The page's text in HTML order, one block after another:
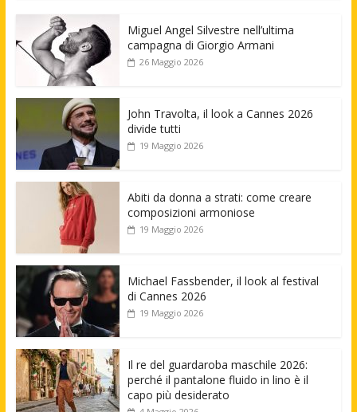
Miguel Angel Silvestre nell’ultima
campagna di Giorgio Armani
26 Maggio 2026
John Travolta, il look a Cannes 2026
divide tutti
19 Maggio 2026
Abiti da donna a strati: come creare
composizioni armoniose
19 Maggio 2026
Michael Fassbender, il look al festival
di Cannes 2026
19 Maggio 2026
Il re del guardaroba maschile 2026:
perché il pantalone fluido in lino è il
capo più desiderato